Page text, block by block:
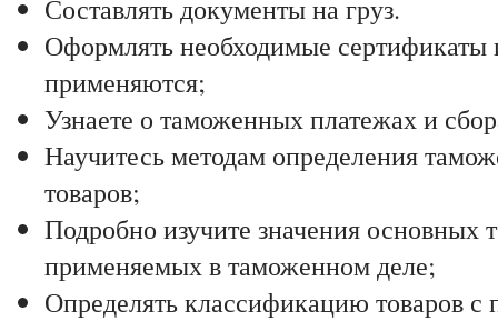
Составлять документы на груз.
Оформлять необходимые сертификаты
применяются;
Узнаете о таможенных платежах и
Научитесь методам определения
товаров;
Подробно изучите значения основных
применяемых в таможенном деле;
Определять классификацию товаров